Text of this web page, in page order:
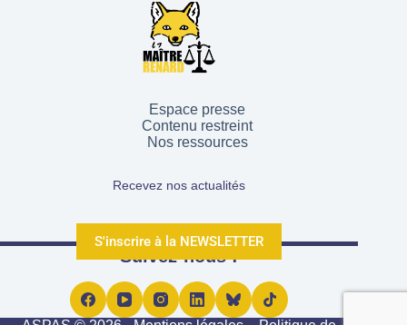
Espace presse
Contenu restreint
Nos ressources
Recevez nos actualités
S'inscrire à la NEWSLETTER
Suivez-nous !